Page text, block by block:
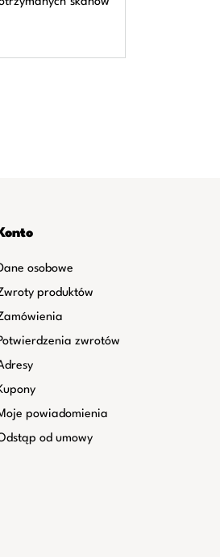
Konto
osobowe
produktów
zwrotów
powiadomienia
od umowy